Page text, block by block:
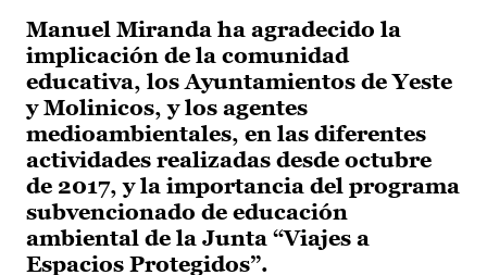
Manuel Miranda ha agradecido la
implicación de la comunidad
educativa, los Ayuntamientos de Yeste
y Molinicos, y los agentes
medioambientales, en las diferentes
actividades realizadas desde octubre
de 2017, y la importancia del programa
subvencionado de educación
ambiental de la Junta “Viajes a
Espacios Protegidos”.